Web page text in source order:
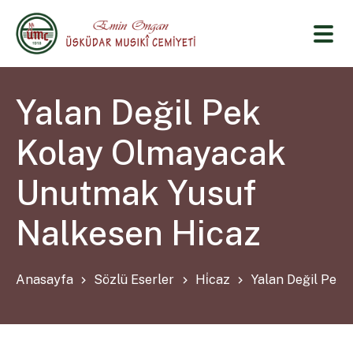
Yalan Değil Pek
Kolay Olmayacak
Unutmak Yusuf
Nalkesen Hicaz
Anasayfa Sözlü Eserler Hi̇caz Yalan Değil Pek